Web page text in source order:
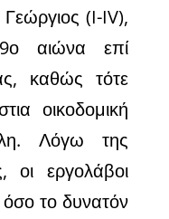
(I-IV),
αιώνα επί
καθώς τότε
οικοδομική
Λόγω της
οι εργολάβοι
το δυνατόν